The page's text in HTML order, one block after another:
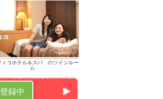
ィコホテル＆スパ のツインルー
ム
録中